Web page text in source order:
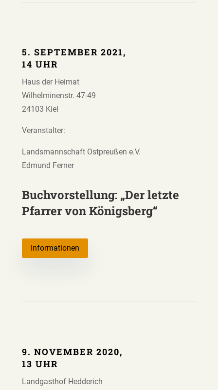
5. SEPTEMBER 2021,
14 UHR
Haus der Heimat
Wilhelminenstr. 47-49
24103 Kiel
Veranstalter:
Landsmannschaft Ostpreußen e.V.
Edmund Ferner
Buchvorstellung: „Der letzte
Pfarrer von Königsberg“
Informationen
9. NOVEMBER 2020,
13 UHR
Landgasthof Hedderich